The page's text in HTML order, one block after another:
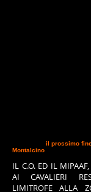
il prossimo
Montalcino
IL C.O. ED IL
AI CAVALIERI
LIMITROFE ALLA